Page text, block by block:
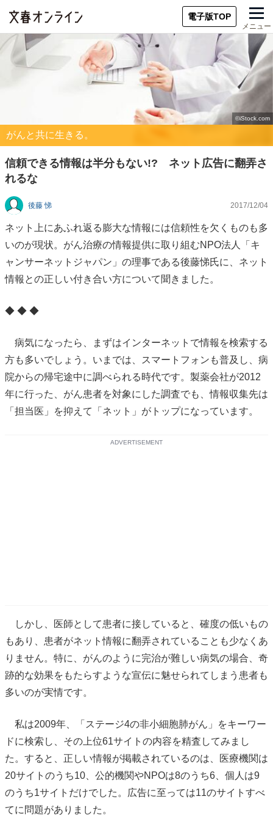
電子版TOP
メニュー
がんと共に生きる。
信頼できる情報は半分もない!? ネット広告に翻弄さ
れるな
後藤 悌 2017/12/04
ネット上にあふれ返る膨大な情報には信頼性を欠くものも多
いのが現状。がん治療の情報提供に取り組むNPO法人「キ
ャンサーネットジャパン」の理事である後藤悌氏に、ネット
情報との正しい付き合い方について聞きました。
◆ ◆ ◆
病気になったら、まずはインターネットで情報を検索する
方も多いでしょう。いまでは、スマートフォンも普及し、病
院からの帰宅途中に調べられる時代です。製薬会社が2012
年に行った、がん患者を対象にした調査でも、情報収集先は
「担当医」を抑えて「ネット」がトップになっています。
ADVERTISEMENT
しかし、医師として患者に接していると、確度の低いもの
もあり、患者がネット情報に翻弄されていることも少なくあ
りません。特に、がんのように完治が難しい病気の場合、奇
跡的な効果をもたらすような宣伝に魅せられてしまう患者も
多いのが実情です。
私は2009年、「ステージ4の非小細胞肺がん」をキーワー
ドに検索し、その上位61サイトの内容を精査してみまし
た。すると、正しい情報が掲載されているのは、医療機関は
20サイトのうち10、公的機関やNPOは8のうち6、個人は9
のうち1サイトだけでした。広告に至っては11のサイトすべ
てに問題がありました。